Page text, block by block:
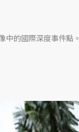
中的國際深度事件點。